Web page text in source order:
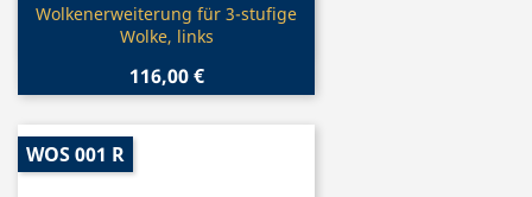
Vorschau
Wolkenerweiterung für 3-stufige
Wolke, links
116,00 €
WOS 001 R